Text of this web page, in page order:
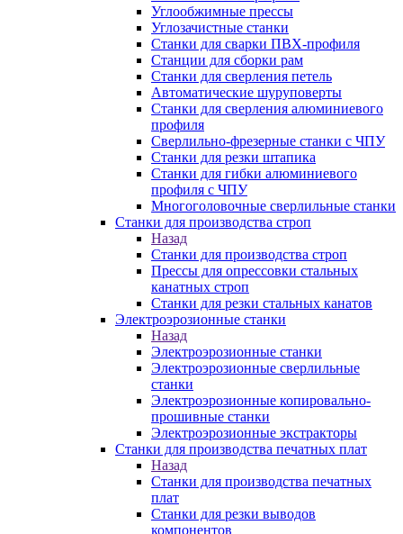
Углообжимные прессы
Углозачистные станки
Станки для сварки ПВХ-профиля
Станции для сборки рам
Станки для сверления петель
Автоматические шуруповерты
Станки для сверления алюминиевого
профиля
Сверлильно-фрезерные станки с ЧПУ
Станки для резки штапика
Станки для гибки алюминиевого
профиля с ЧПУ
Многоголовочные сверлильные станки
Станки для производства строп
Назад
Станки для производства строп
Прессы для опрессовки стальных
канатных строп
Станки для резки стальных канатов
Электроэрозионные станки
Назад
Электроэрозионные станки
Электроэрозионные сверлильные
станки
Электроэрозионные копировально-
прошивные станки
Электроэрозионные экстракторы
Станки для производства печатных плат
Назад
Станки для производства печатных
плат
Станки для резки выводов
компонентов